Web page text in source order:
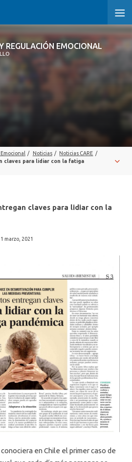
REGULACIÓN EMOCIONAL
REGULACIÓN
/ Noticias / Noticias CARE /
claves para lidiar con la fatiga
claves para lidiar con la
1 marzo, 2021
en Chile el primer caso de